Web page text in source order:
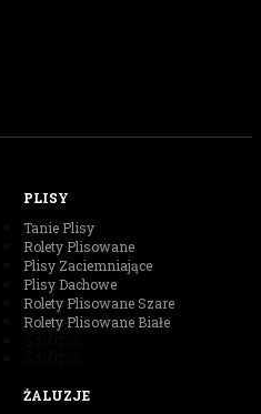
PLISY
Tanie Plisy
Rolety Plisowane
Plisy Zaciemniające
Plisy Dachowe
Rolety Plisowane Szare
Rolety Plisowane Białe
&nbps;
ŻALUZJE